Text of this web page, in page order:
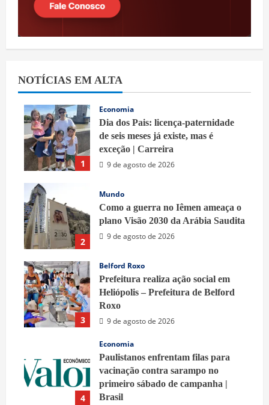
NOTÍCIAS EM ALTA
1
Economia
Dia dos Pais: licença-paternidade
de seis meses já existe, mas é
exceção | Carreira
9 de agosto de 2026
2
Mundo
Como a guerra no Iêmen ameaça o
plano Visão 2030 da Arábia Saudita
9 de agosto de 2026
3
Belford Roxo
Prefeitura realiza ação social em
Heliópolis – Prefeitura de Belford
Roxo
9 de agosto de 2026
4
Economia
Paulistanos enfrentam filas para
vacinação contra sarampo no
primeiro sábado de campanha |
Brasil